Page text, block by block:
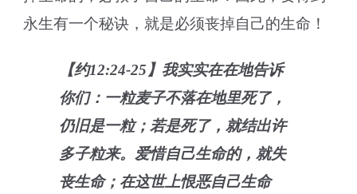
永生有一个秘诀，就是必须丧掉自己的生命！
【约12:24-25】我实实在在地告诉
你们：一粒麦子不落在地里死了，
仍旧是一粒；若是死了，就结出许
多子粒来。爱惜自己生命的，就失
丧生命；在这世上恨恶自己生命